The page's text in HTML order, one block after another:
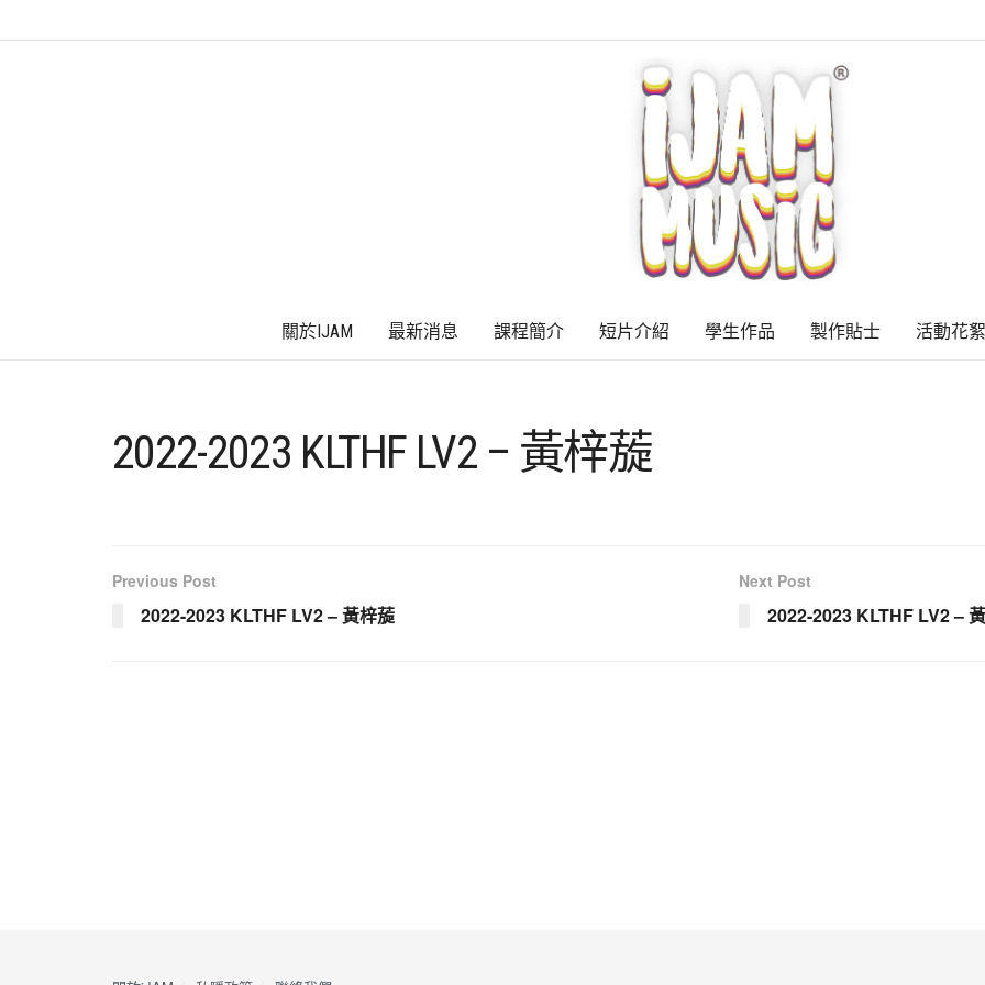
關於IJAM 最新消息 課程簡介 短片介紹 學生作品 製作貼士 活動花絮
2022-2023 KLTHF LV2 – 黃梓蔙
Previous Post
2022-2023 KLTHF LV2 – 黃梓蔙
Next Post
2022-2023 KLTHF LV2 –